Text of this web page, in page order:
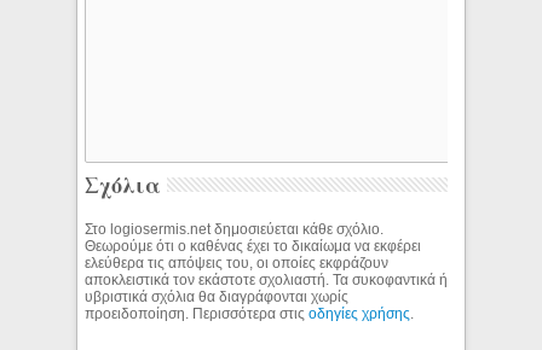
Σχόλια
Στο logiosermis.net δημοσιεύεται κάθε σχόλιο.
Θεωρούμε ότι ο καθένας έχει το δικαίωμα να εκφέρει
ελεύθερα τις απόψεις του, οι οποίες εκφράζουν
αποκλειστικά τον εκάστοτε σχολιαστή. Τα συκοφαντικά ή
υβριστικά σχόλια θα διαγράφονται χωρίς
προειδοποίηση. Περισσότερα στιςοδηγίες χρήσης